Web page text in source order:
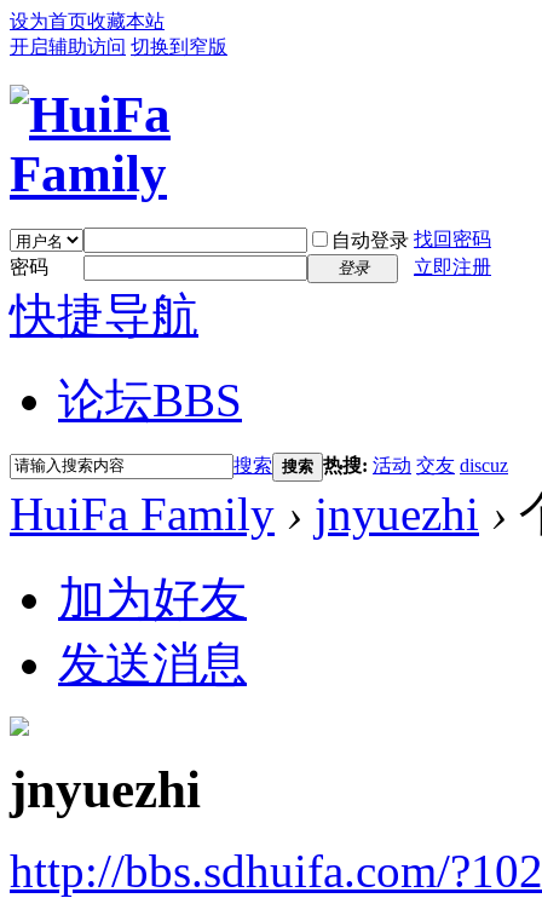
设为首页收藏本站
开启辅助访问 切换到窄版
自动登录 找回密码
密码
登录 立即注册
快捷导航
论坛BBS
搜索 搜索 热搜: 活动 交友 discuz
HuiFa Family › jnyuezhi ›
加为好友
发送消息
jnyuezhi
http://bbs.sdhuifa.com/